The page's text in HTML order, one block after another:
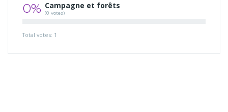
0% Campagne et forêts
(0 votes)
Total votes: 1